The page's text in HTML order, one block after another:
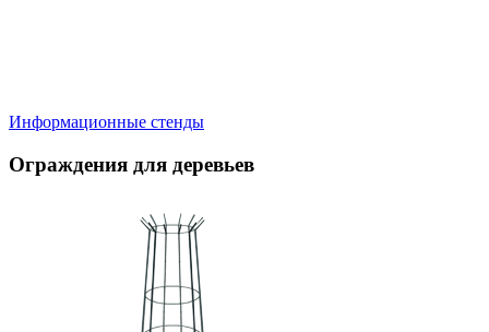
Информационные стенды
Ограждения для деревьев